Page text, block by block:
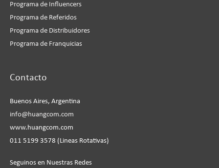
Programa de Influencers
Programa de Referidos
Programa de Distribuidores
Programa de Franquicias
Contacto
Buenos Aires, Argentina
info@huangcom.com
www.huangcom.com
011 5199 3578 (Lineas Rotativas)
Seguinos en Nuestras Redes